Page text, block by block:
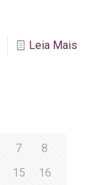
Leia Mais
7
8
15
16